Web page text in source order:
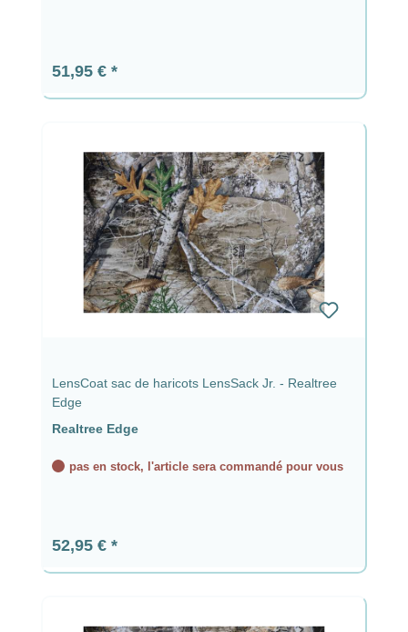
Prix régulier :
51,95 €
LensCoat sac de haricots LensSack Jr. - Realtree
Edge
Realtree Edge
pas en stock, l'article sera commandé pour vous
Prix régulier :
52,95 €